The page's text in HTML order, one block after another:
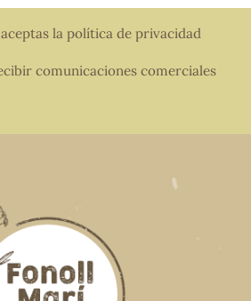
la política de privacidad
comunicaciones comerciales